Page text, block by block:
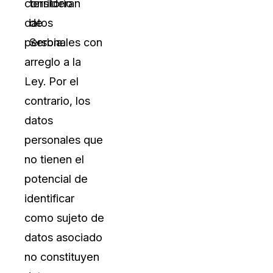
territorio
de
Serbia.
consideran
datos
personales con
arreglo a la
Ley. Por el
contrario, los
datos
personales que
no tienen el
potencial de
identificar
como sujeto de
datos asociado
no constituyen